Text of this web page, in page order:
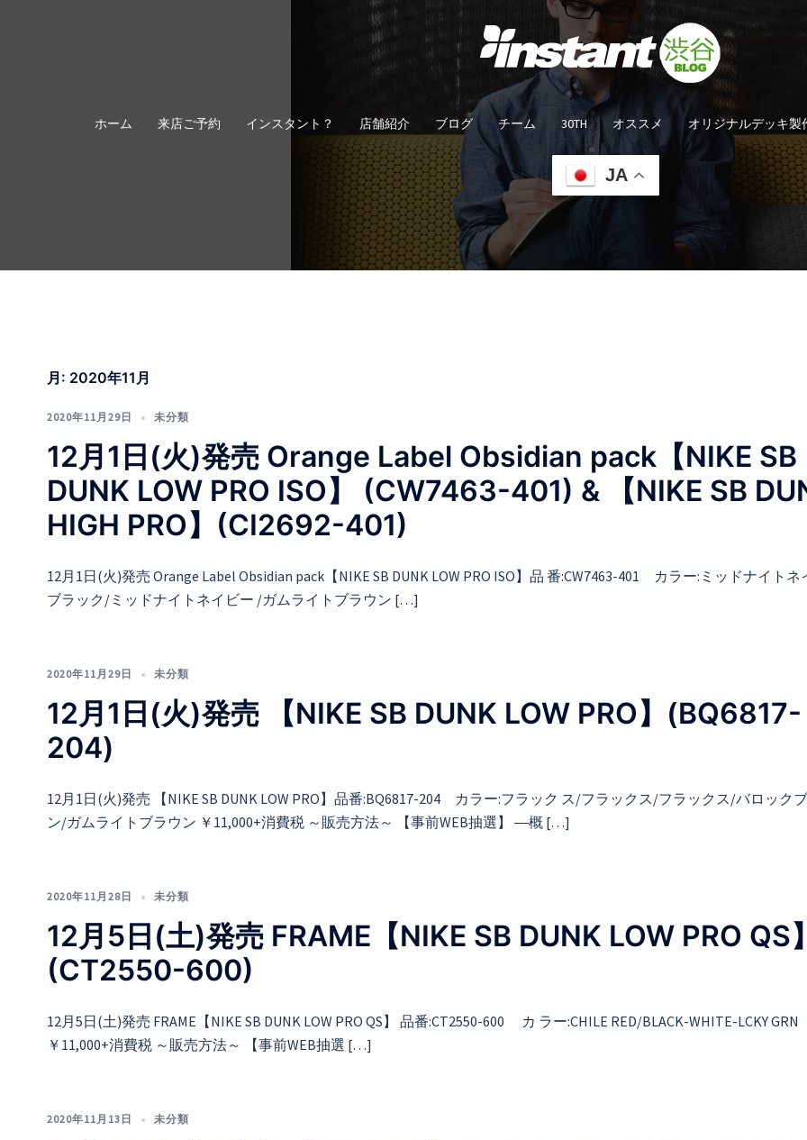
ホーム 来店ご予約 インスタント？ 店舗紹介 ブログ チーム 30TH オススメ オリジナルデッキ製
JA
月: 2020年11月
2020年11月29日 未分類
12月1日(火)発売 Orange Label Obsidian pack【NIKE SB
DUNK LOW PRO ISO】 (CW7463-401) & 【NIKE SB
HIGH PRO】(CI2692-401)
12月1日(火)発売 Orange Label Obsidian pack【NIKE SB DUNK LOW PRO ISO】品 番:CW7463-401 カラー:ミッドナイト
ブラック/ミッドナイトネイビー /ガムライトブラウン […]
2020年11月29日 未分類
12月1日(火)発売 【NIKE SB DUNK LOW PRO】(BQ6817-
204)
12月1日(火)発売 【NIKE SB DUNK LOW PRO】品番:BQ6817-204 カラー:フラック ス/フラックス/フラックス/バロック
ン/ガムライトブラウン ￥11,000+消費税 ～販売方法～ 【事前WEB抽選】 ―概 […]
2020年11月28日 未分類
12月5日(土)発売 FRAME【NIKE SB DUNK LOW PRO QS
(CT2550-600)
12月5日(土)発売 FRAME【NIKE SB DUNK LOW PRO QS】 品番:CT2550-600 カ ラー:CHILE RED/BLACK-WHITE-LCKY GRN
￥11,000+消費税 ～販売方法～ 【事前WEB抽選 […]
2020年11月13日 未分類